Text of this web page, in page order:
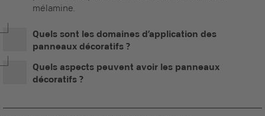
mélamine.
Quels sont les domaines d’application des
panneaux décoratifs ?
Quels aspects peuvent avoir les panneaux
décoratifs ?